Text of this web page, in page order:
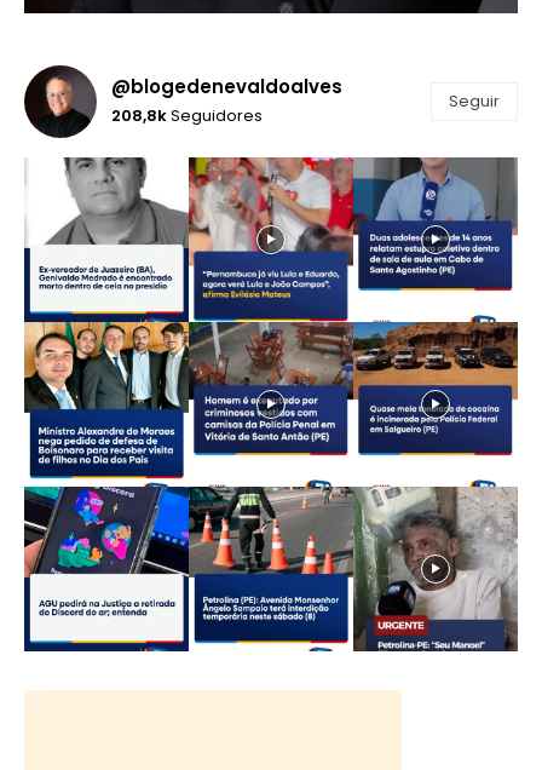
@blogedenevaldoalves
208,8kSeguidores
Seguir